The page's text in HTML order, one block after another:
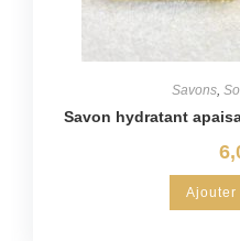
Savons,
Savon hydratant
Ajouter